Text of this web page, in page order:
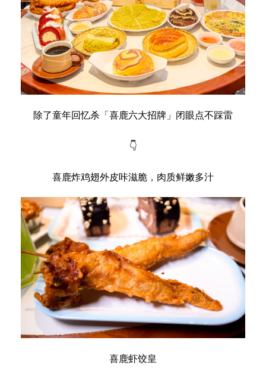
除了童年回忆杀「喜鹿六大招牌」闭眼点不踩雷
👇
喜鹿炸鸡翅外皮咔滋脆，肉质鲜嫩多汁
喜鹿虾饺皇